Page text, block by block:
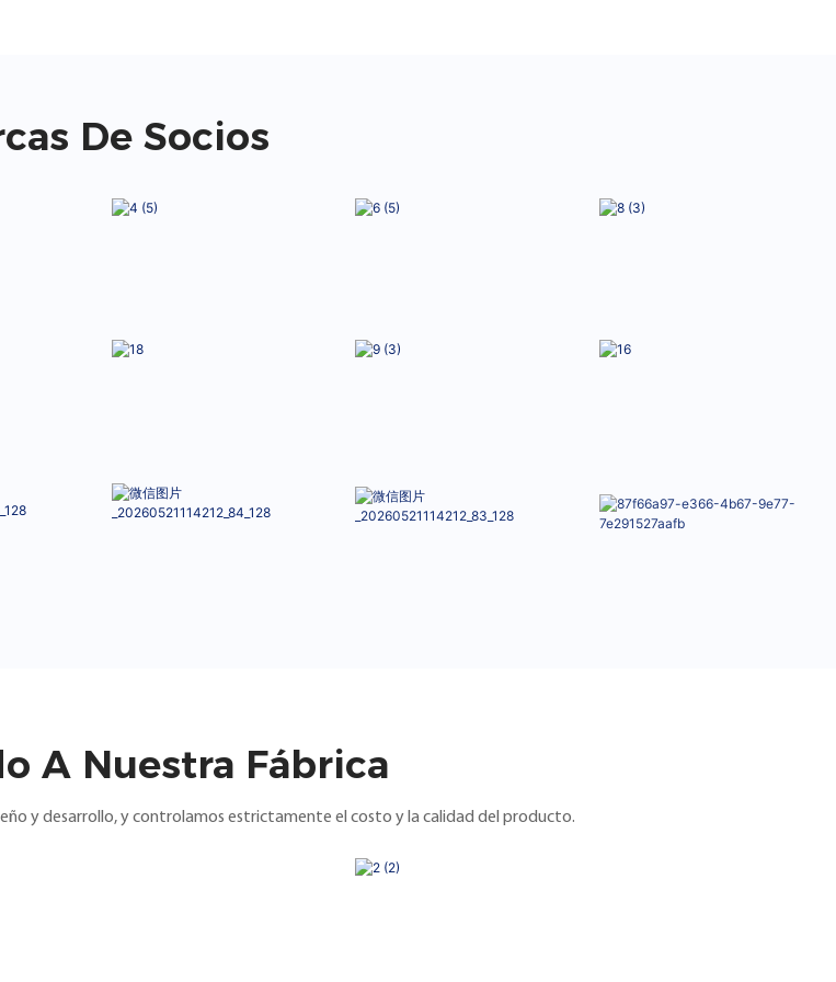
De Socios
A Nuestra Fábrica
y desarrollo, y controlamos estrictamente el costo y la calidad del producto.